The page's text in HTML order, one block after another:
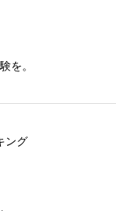
を。
ング